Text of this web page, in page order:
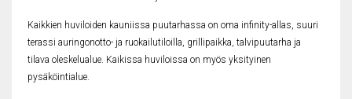
Kaikkien huviloiden kauniissa puutarhassa on oma infinity-allas, suuri
terassi auringonotto- ja ruokailutiloilla, grillipaikka, talvipuutarha ja
tilava oleskelualue. Kaikissa huviloissa on myös yksityinen
pysäköintialue.